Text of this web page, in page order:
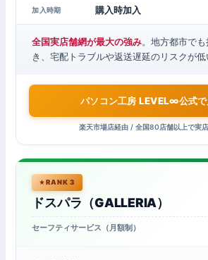
加入時期 購入時加入
全国実店舗網が最大の強み。地方都市で
き、宅配トラブルや返送遅延のリスクが低
パソコン工房 LEVEL∞公式で
楽天市場店経由 / 全国80店舗以上で実
RANK 3
ドスパラ（GALLERIA）
セーフティサービス（月額制）